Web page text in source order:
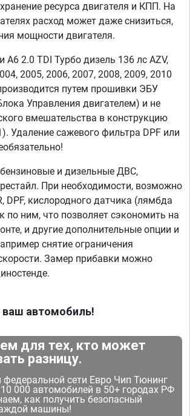
ресурса двигателя и КПП. На
расход может даже снизиться,
мощности двигателя.
А6 2.0 TDI Турбо дизель 136 лс AZV,
2005, 2006, 2007, 2008, 2009, 2010
путем прошивки ЭБУ
Управления двигателем) и не
вмешательства в конструкцию
Удаление сажевого фильтра DPF или
и дизельные ДВС,
При необходимости, возможно
DPF, кислородного датчика (лямбда
по ним, что позволяет сэкономить на
и другие дополнительные опции и
снятие ограничения
Замер прибавки можно
ваш автомобиль!
для тех, кто может
разницу.
федеральной сети Евро Чип Тюнинг
000 автомобилей в 50+ городах РФ
как получить безопасный
машины!